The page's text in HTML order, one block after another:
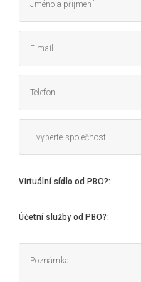
-- vyberte společnost --
Virtuální sídlo od PBO?:
Účetní služby od PBO?: